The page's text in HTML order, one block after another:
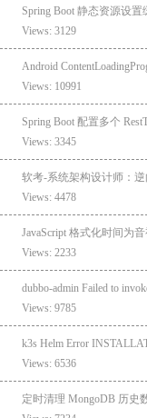
Spring Boot 静态资源设
Views: 3129
Android
Views: 10991
Spring Boot 配置多个
Views: 3345
软考-系统架构设计师：逆
Views: 4478
JavaScript 格式化时间为
Views: 2233
dubbo-admin Failed to
Views: 9785
k3s Helm Error
Views: 6536
定时清理 MongoDB 历史